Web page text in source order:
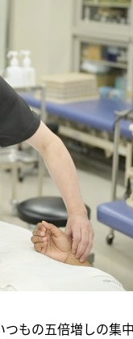
もの五倍増しの集